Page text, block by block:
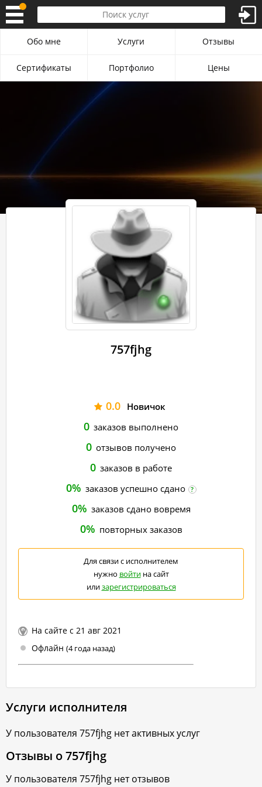
757fjhg
0.0 Новичок
0 заказов выполнено
0 отзывов получено
0 заказов в работе
0% заказов успешно сдано ?
0% заказов сдано вовремя
0% повторных заказов
Для связи с исполнителем
нужно войтина сайт
илизарегистрироваться
На сайте с 21 авг 2021
Офлайн (4 года назад)
Обо мне Услуги Отзывы
Сертификаты Портфолио Цены
Услуги исполнителя
У пользователя 757fjhg нет активных услуг
Отзывы о757fjhg
У пользователя 757fjhg нет отзывов